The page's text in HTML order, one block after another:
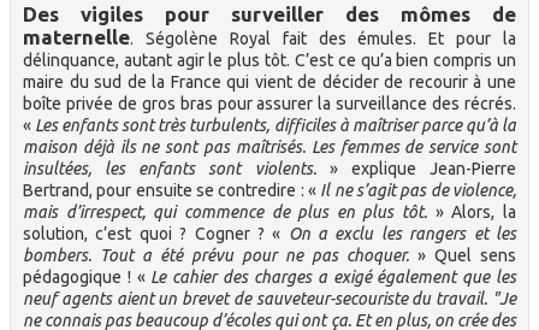
Des vigiles pour surveiller des mômes de
maternelle. Ségolène Royal fait des émules. Et pour la
délinquance, autant agir le plus tôt. C’est ce qu’a bien compris un
maire du sud de la France qui vient de décider de recourir à une
boîte privée de gros bras pour assurer la surveillance des récrés.
« Les enfants sont très turbulents, difficiles à maîtriser parce qu’à la
maison déjà ils ne sont pas maîtrisés. Les femmes de service sont
insultées, les enfants sont violents.» explique Jean-Pierre
Bertrand, pour ensuite se contredire : « Il ne s’agit pas de violence,
mais d’irrespect, qui commence de plus en plus tôt. » Alors, la
solution, c’est quoi ? Cogner ? « On a exclu les rangers et les
bombers. Tout a été prévu pour ne pas choquer. » Quel sens
pédagogique ! « Le cahier des charges a exigé également que les
neuf agents aient un brevet de sauveteur-secouriste du travail. "Je
ne connais pas beaucoup d’écoles qui ont ça. Et en plus, on crée des